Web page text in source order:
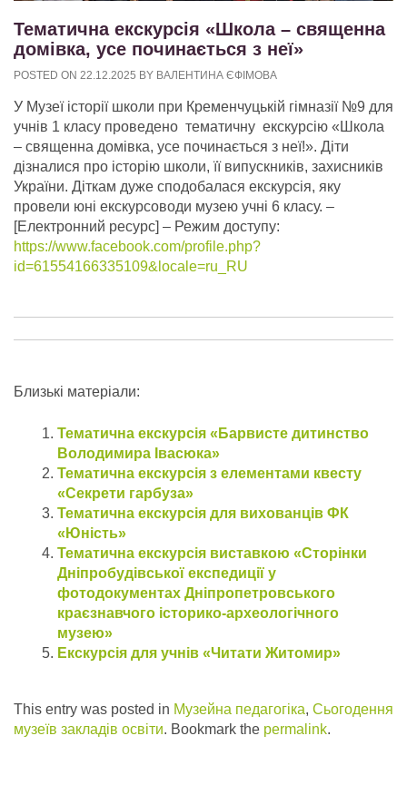
Тематична екскурсія «Школа – священна
домівка, усе починається з неї»
POSTED ON 22.12.2025 BY ВАЛЕНТИНА ЄФІМОВА
У Музеї історії школи при Кременчуцькій гімназії №9 для
учнів 1 класу проведено тематичну екскурсію «Школа
– священна домівка, усе починається з неї!». Діти
дізналися про історію школи, її випускників, захисників
України. Діткам дуже сподобалася екскурсія, яку
провели юні екскурсоводи музею учні 6 класу. –
[Електронний ресурс] – Режим доступу:
https://www.facebook.com/profile.php?
id=61554166335109&locale=ru_RU
Близькі матеріали:
Тематична екскурсія «Барвисте дитинство
Володимира Івасюка»
Тематична екскурсія з елементами квесту
«Секрети гарбуза»
Тематична екскурсія для вихованців ФК
«Юність»
Тематична екскурсія виставкою «Сторінки
Дніпробудівської експедиції у
фотодокументах Дніпропетровського
краєзнавчого історико-археологічного
музею»
Екскурсія для учнів «Читати Житомир»
This entry was posted in Музейна педагогіка, Сьогодення
музеїв закладів освіти. Bookmark the permalink.